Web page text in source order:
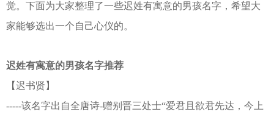
觉。下面为大家整理了一些迟姓有寓意的男孩名字，希望大
家能够选出一个自己心仪的。
迟姓有寓意的男孩名字推荐
【迟书贤】
-----该名字出自全唐诗-赠别晋三处士“爱君且欲君先达，今上